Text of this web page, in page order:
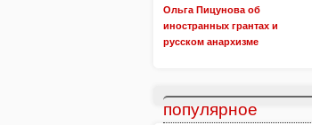
Ольга Пицунова об
иностранных грантах и
русском анархизме
популярное